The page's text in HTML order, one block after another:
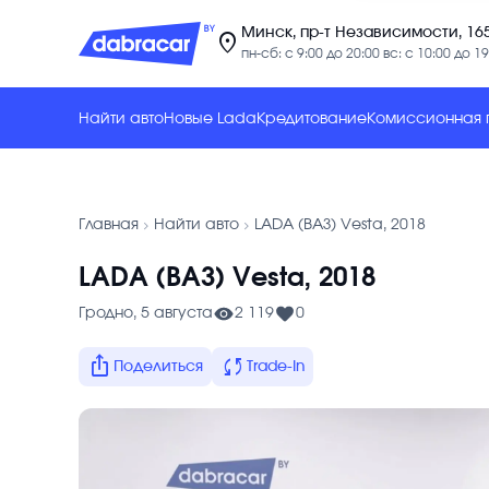
location_on Минск, пр-т Независимости,
пн-сб: с 9:00 до 20:00 вс: с 10:00 до
Найти автоНовые Lada КредитованиеКомиссионная
Главная chevron_forward Найти авто chevron_forward LADA (ВАЗ) Vesta, 2018
LADA (ВАЗ) Vesta, 2018
Гродно, 5 августа 2 119 0
ios_share Поделиться sync Trade-In